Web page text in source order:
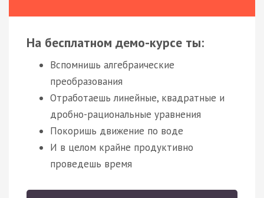
На бесплатном демо-курсе ты:
Вспомнишь алгебраические
преобразования
Отработаешь линейные, квадратные и
дробно-рациональные уравнения
Покоришь движение по воде
И в целом крайне продуктивно
проведешь время